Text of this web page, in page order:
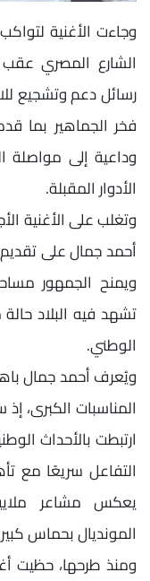
وجاءت الأغنية
الشارع المصري عقب
رسائل دعم وتشجيع
فخر الجماهير بما
وداعية إلى مواصلة
الأدوار المقبلة.
وتغلب على الأغنية
أحمد جمال على
ويمنح الجمهور
تشهد فيه البلاد
الوطني.
ويُعرف أحمد جمال
المناسبات الكبرى،
ارتبطت بالأحداث
التفاعل سريعًا مع
يعكس مشاعر
المونديال بحماس
ومنذ طرحها، حظيت